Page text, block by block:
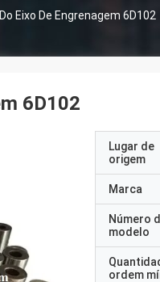
Eixo De Engrenagem 6D102
6D102
Lugar de
origem
Marca
Número
modelo
ordem